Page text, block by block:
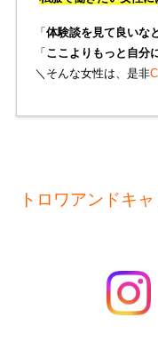
「体験談を見て良いな
「ここよりもっと自分
＼そんな女性は、是非
トロワアンドキ